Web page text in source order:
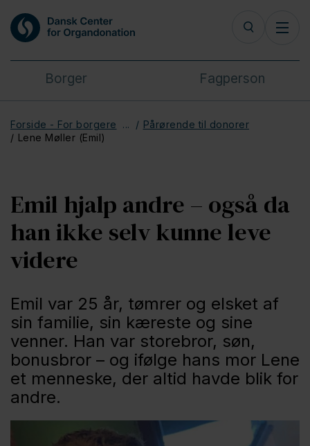
Borger Fagperson
Forside - For borgere
Pårørende til donorer
Lene Møller (Emil)
Emil hjalp andre – også da
han ikke selv kunne leve
videre
Emil var 25 år, tømrer og elsket af
sin familie, sin kæreste og sine
venner. Han var storebror, søn,
bonusbror – og ifølge hans mor Lene
et menneske, der altid havde blik for
andre.